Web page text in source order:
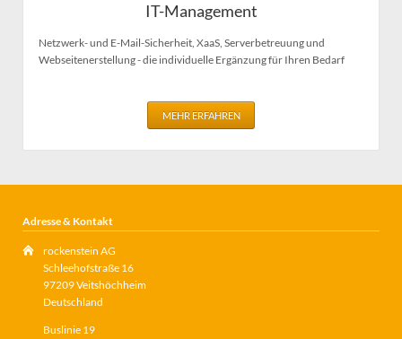
IT-Management
Netzwerk- und E-Mail-Sicherheit, XaaS, Serverbetreuung und
Webseitenerstellung - die individuelle Ergänzung für Ihren Bedarf
MEHR ERFAHREN
Adresse & Kontakt
rockenstein AG
Schleehofstraße 16
97209 Veitshöchheim
Deutschland
Buslinie 19